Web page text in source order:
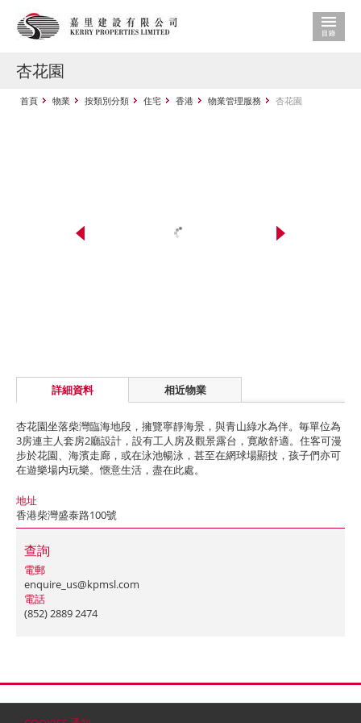
杏花園
首頁 物業 按類別分類 住宅 香港 物業管理服務 杏花園
詳細資料 相近物業
杏花園坐落柴灣臨海地段，擁覽寧靜海景，與青山綠水為伴。毎單位為
3房連主人套房2廳設計，設有工人房及觀景露台，寛敞舒適。住客可漫
步於花園、海濱走廊，或在泳池暢泳，甚至在網球場顯技，孩子們亦可
在遊樂場内玩樂。愜意生活，盡在此處。
地址
香港柴灣盛泰路100號
查詢
電郵
enquire_us@kpmsl.com
電話
(852) 2889 2474